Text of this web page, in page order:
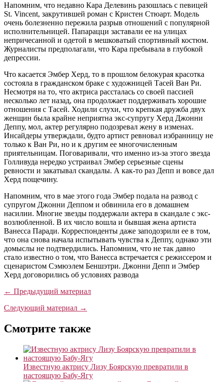
Напомним, что недавно Кара Делевинь разошлась с певицей
St. Vincent, закрутившей роман с Кристен Стюарт. Модель
очень болезненно пережила разрыв отношений с популярной
исполнительницей. Папарацци заставали ее на улицах
непричесанной и одетой в мешковатый спортивный костюм.
Журналисты предполагали, что Кара пребывала в глубокой
депрессии.
Что касается Эмбер Херд, то в прошлом белокурая красотка
состояла в гражданском браке с художницей Тасей Ван Ри.
Несмотря на то, что актриса рассталась со своей пассией
несколько лет назад, она продолжает поддерживать хорошие
отношения с Тасей. Ходили слухи, что крепкая дружба двух
женщин была крайне неприятна экс-супругу Херд Джонни
Деппу, мол, актер регулярно подозревал жену в изменах.
Инсайдеры утверждали, будто артист ревновал избранницу не
только к Ван Ри, но и к другим ее многочисленным
приятельницам. Поговаривали, что именно из-за этого звезда
Голливуда нередко устраивал Эмбер серьезные сцены
ревности и закатывал скандалы. А как-то раз Депп и вовсе дал
Херд пощечину.
Напомним, что в мае этого года Эмбер подала на развод с
супругом Джонни Деппом и обвинила его в домашнем
насилии. Многие звезды поддержали актера в скандале с экс-
возлюбленной. В их число вошла и бывшая жена артиста
Ванесса Паради. Корреспонденты даже заподозрили ее в том,
что она снова начала испытывать чувства к Деппу, однако эти
домыслы не подтвердились. Напомним, что не так давно
стало известно о том, что Ванесса встречается с режиссером и
сценаристом Сэмюэлем Беншэтри. Джонни Депп и Эмбер
Херд договорились об условиях развода
← Предыдущий материал
Следующий материал →
Смотрите также
Известную актрису Лизу Боярскую превратили в
настоящую Бабу-Ягу